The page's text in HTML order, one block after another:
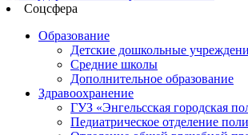
Соцсфера
Образование
Детские дошкольные
Средние школы
Дополнительное образование
Здравоохранение
ГУЗ «Энгельсская городская
Педиатрическое отделение